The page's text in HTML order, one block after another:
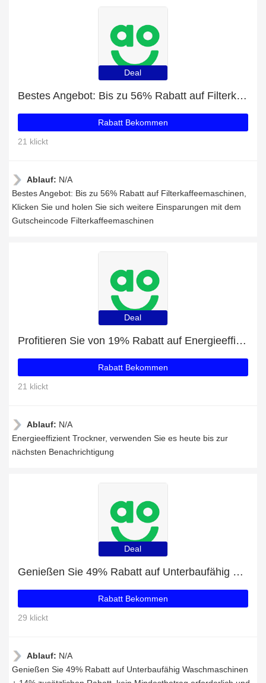
Deal
Bestes Angebot: Bis zu 56% Rabatt auf Filterkaffeemaschinen
Rabatt Bekommen
21 klickt
Ablauf: N/A
Bestes Angebot: Bis zu 56% Rabatt auf Filterkaffeemaschinen,
Klicken Sie und holen Sie sich weitere Einsparungen mit dem
Gutscheincode Filterkaffeemaschinen
Deal
Profitieren Sie von 19% Rabatt auf Energieeffizient Trockner plus 19% Rabatt
Rabatt Bekommen
21 klickt
Ablauf: N/A
Energieeffizient Trockner, verwenden Sie es heute bis zur
nächsten Benachrichtigung
Deal
Genießen Sie 49% Rabatt auf Unterbaufähig Waschmaschinen + 14% zusätzlichen Rabatt
Rabatt Bekommen
29 klickt
Ablauf: N/A
Genießen Sie 49% Rabatt auf Unterbaufähig Waschmaschinen